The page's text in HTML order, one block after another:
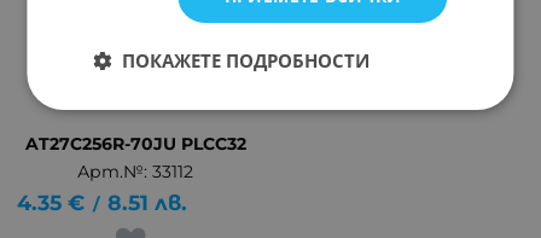
AT27C256R-70JU PLCC32
Арт.№: 33112
4.35 € / 8.51 лв.
ПОКАЖЕТЕ ПОДРОБНОСТИ